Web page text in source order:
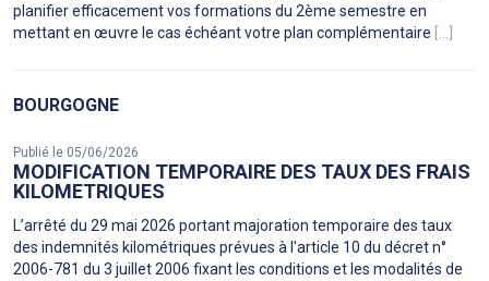
planifier efficacement vos formations du 2ème semestre en
mettant en œuvre le cas échéant votre plan complémentaire [...]
BOURGOGNE
Publié le 05/06/2026
MODIFICATION TEMPORAIRE DES TAUX DES FRAIS
KILOMETRIQUES
L’arrêté du 29 mai 2026 portant majoration temporaire des taux
des indemnités kilométriques prévues à l'article 10 du décret n°
2006-781 du 3 juillet 2006 fixant les conditions et les modalités de